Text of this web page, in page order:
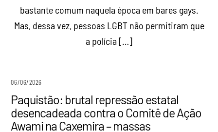
bastante comum naquela época em bares gays.
Mas, dessa vez, pessoas LGBT não permitiram que
a polícia […]
06/06/2026
Paquistão: brutal repressão estatal
desencadeada contra o Comitê de Ação
Awami na Caxemira – massas